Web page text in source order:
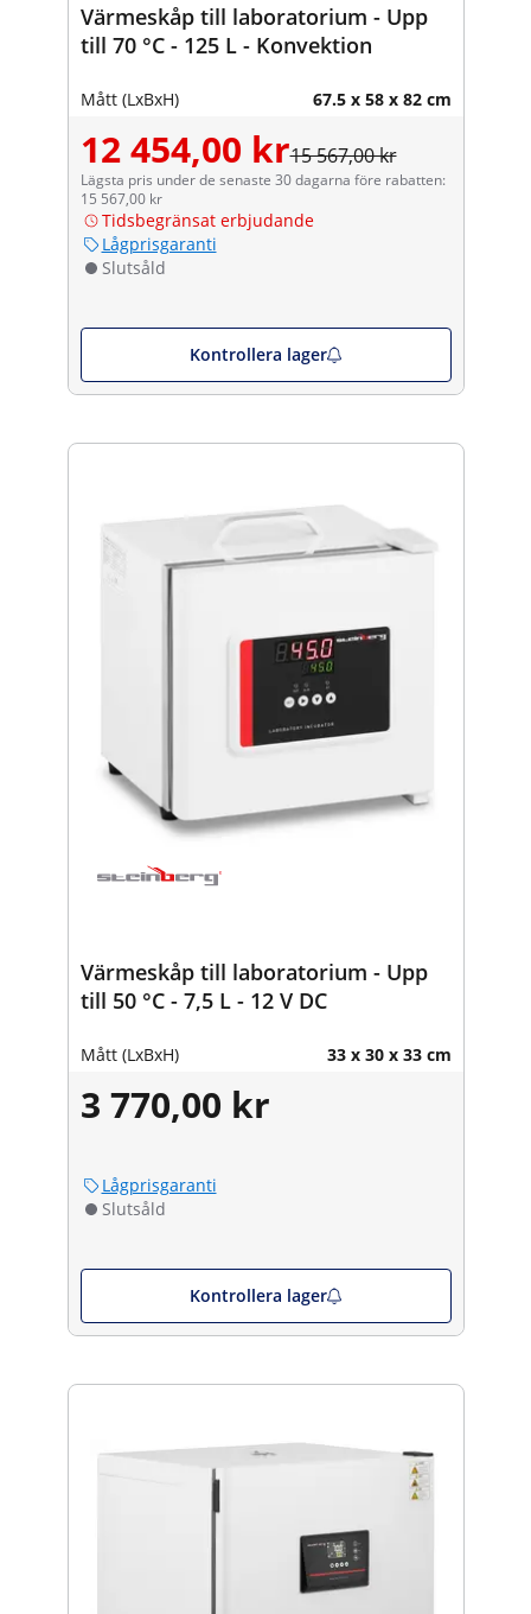
Värmeskåp till laboratorium - Upp
till 70 °C - 125 L - Konvektion
Mått (LxBxH) 67.5 x 58 x 82 cm
12 454,00 kr15 567,00 kr
Lägsta pris under de senaste 30 dagarna före rabatten:
15 567,00 kr
Tidsbegränsat erbjudande
Lågprisgaranti
Slutsåld
Kontrollera lager
Värmeskåp till laboratorium - Upp
till 50 °C - 7,5 L - 12 V DC
Mått (LxBxH) 33 x 30 x 33 cm
3 770,00 kr
Lågprisgaranti
Slutsåld
Kontrollera lager